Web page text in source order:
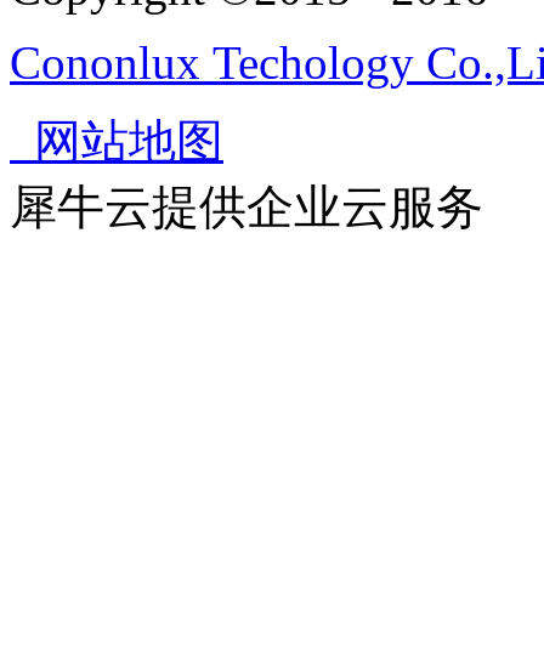
Cononlux Techology
网站地图
犀牛云提供企业云服务